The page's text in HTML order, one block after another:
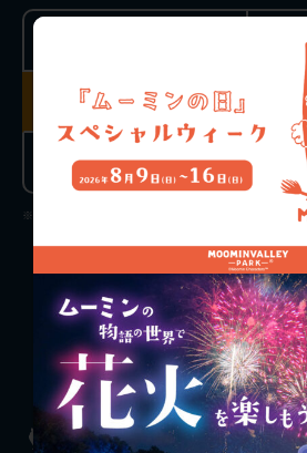
前売り
3,900円
4,300円
※チケットは閉園時間の1時間前までお買い求めいただ
チケット購入
料金案内
お知らせ 施